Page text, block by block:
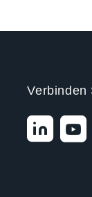
Verbinden